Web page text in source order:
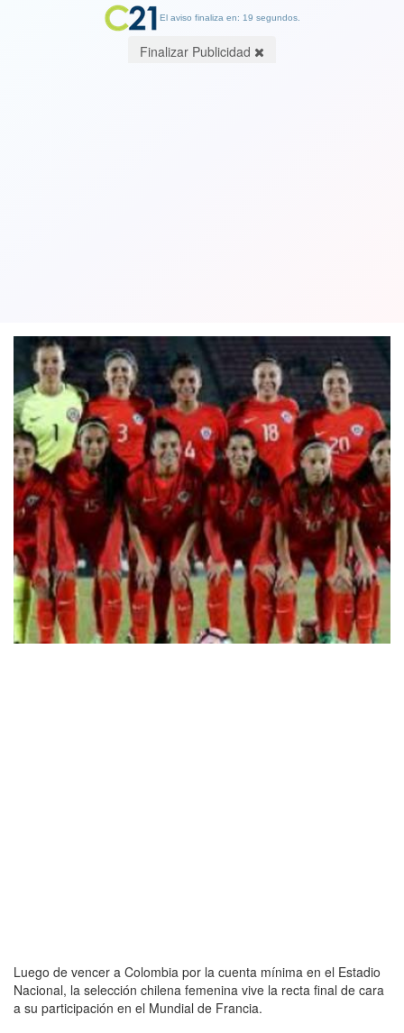
Luego de vencer a Colombia por la cuenta mínima en el Estadio
Nacional, la selección chilena femenina vive la recta final de cara
a su participación en el Mundial de Francia.
El aviso finaliza en: 18 segundos.
Finalizar Publicidad